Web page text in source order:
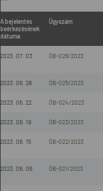
A bejelentés
beérkezésének
dátuma
Ügyszám
2023. 07. 03 ÖB-026/2023
2023. 06. 28 ÖB-025/2023
2023. 06. 22 ÖB-024/2023
2023. 06. 19 ÖB-023/2023
2023. 06. 15 ÖB-022/2023
2023. 06. 06 ÖB-021/2023